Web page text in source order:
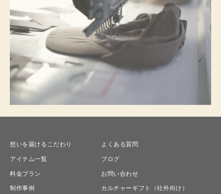
想いを届けるこだわり
アイテム一覧
料金プラン
制作事例
よくある質問
ブログ
お問い合わせ
カルチャーギフト（社外向け）